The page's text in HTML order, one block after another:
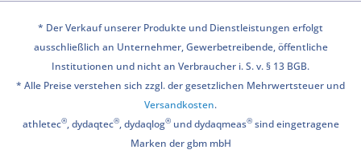
* Der Verkauf unserer Produkte und Dienstleistungen erfolgt
ausschließlich an Unternehmer, Gewerbetreibende, öffentliche
Institutionen und nicht an Verbraucher i. S. v. § 13 BGB.
* Alle Preise verstehen sich zzgl. der gesetzlichen Mehrwertsteuer und
Versandkosten.
athletec®, dydaqtec®, dydaqlog®und dydaqmeas®sind eingetragene
Marken der gbm mbH